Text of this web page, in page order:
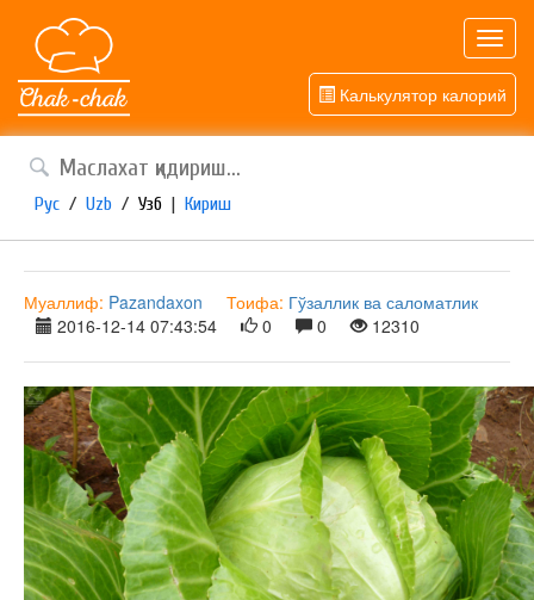
Калькулятор калорий
Рус / Uzb / Узб | Кириш
Муаллиф: Pazandaxon Тоифа: Гўзаллик ва саломатлик
2016-12-14 07:43:54
0 0 12310